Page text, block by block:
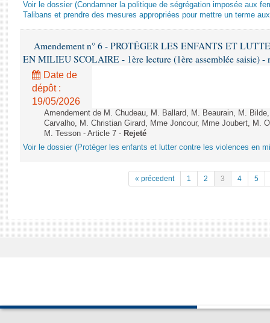
Voir le dossier (Condamner la politique de ségrégation imposée aux
Talibans et prendre des mesures appropriées pour mettre un terme
Amendement n° 6 - PROTÉGER LES ENFANTS ET
EN MILIEU SCOLAIRE - 1ère lecture (1ère assemblée saisie) -
Date de
dépôt :
19/05/2026
Amendement de M. Chudeau, M. Ballard, M. Beaurain, M.
Carvalho, M. Christian Girard, Mme Joncour, Mme Joubert, M.
M. Tesson - Article 7 - Rejeté
Voir le dossier (Protéger les enfants et lutter contre les violences en
« précedent 1 2 3 4 5